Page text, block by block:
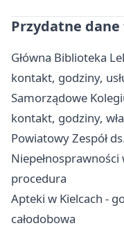
Przydatne
Główna Biblioteka
kontakt, godziny,
Samorządowe
kontakt, godziny,
Powiatowy Zespół
procedura
Apteki w Kielcach -
całodobowa